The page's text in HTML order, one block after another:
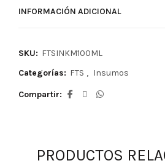
INFORMACIÓN ADICIONAL
SKU: FTSINKM100ML
Categorías: FTS , Insumos
Compartir
PRODUCTOS